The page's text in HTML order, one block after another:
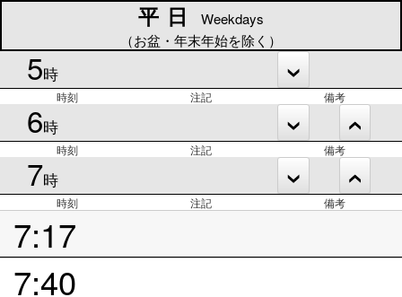
平日
Weekdays
（お盆・年末年始を除く）
5時
時刻 注記 備考
6時
時刻 注記 備考
7時
時刻 注記 備考
7:17
7:40